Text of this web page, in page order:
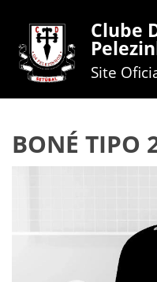
Clube
Site
BONÉ TIPO